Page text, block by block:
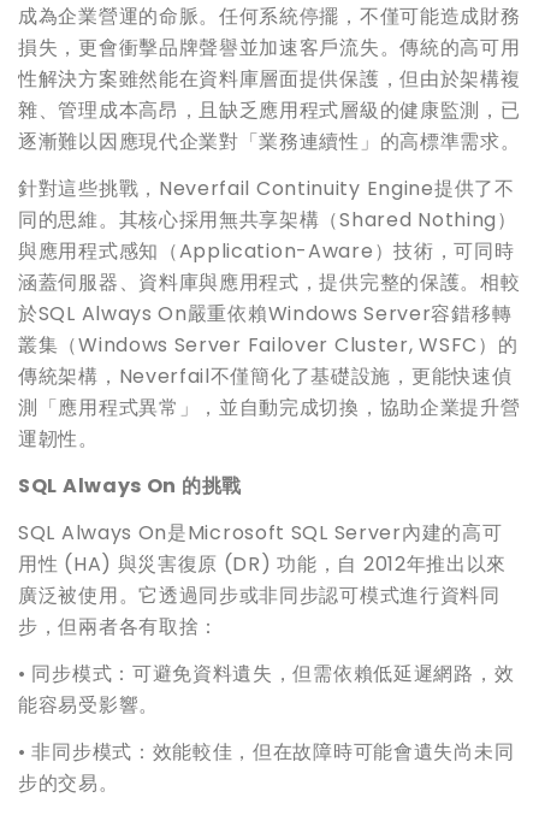
成為企業營運的命脈。任何系統停擺，不僅可能造成財務
損失，更會衝擊品牌聲譽並加速客戶流失。傳統的高可用
性解決方案雖然能在資料庫層面提供保護，但由於架構複
雜、管理成本高昂，且缺乏應用程式層級的健康監測，已
逐漸難以因應現代企業對「業務連續性」的高標準需求。
針對這些挑戰，Neverfail Continuity Engine提供了不
同的思維。其核心採用無共享架構（Shared Nothing）
與應用程式感知（Application-Aware）技術，可同時
涵蓋伺服器、資料庫與應用程式，提供完整的保護。相較
於SQL Always On嚴重依賴Windows Server容錯移轉
叢集（Windows Server Failover Cluster, WSFC）的
傳統架構，Neverfail不僅簡化了基礎設施，更能快速偵
測「應用程式異常」，並自動完成切換，協助企業提升營
運韌性。
SQL Always On 的挑戰
SQL Always On是Microsoft SQL Server內建的高可
用性 (HA) 與災害復原 (DR) 功能，自 2012年推出以來
廣泛被使用。它透過同步或非同步認可模式進行資料同
步，但兩者各有取捨：
• 同步模式：可避免資料遺失，但需依賴低延遲網路，效
能容易受影響。
• 非同步模式：效能較佳，但在故障時可能會遺失尚未同
步的交易。